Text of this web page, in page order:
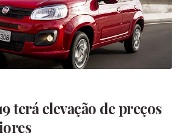
terá elevação de preços